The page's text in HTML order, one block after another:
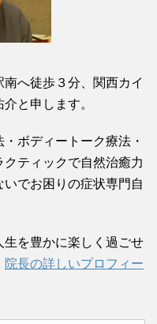
へ徒歩３分、関西カイ
と申します。
ボディートーク療法・
ティックで自然治癒力
でお困りの症状専門自
を豊かに楽しく過ごせ
院長の詳しいプロフィー